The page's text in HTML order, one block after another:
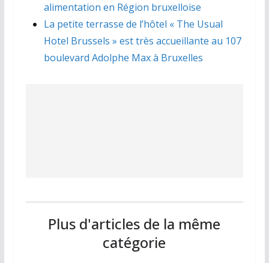
alimentation en Région bruxelloise
La petite terrasse de l’hôtel « The Usual
Hotel Brussels » est très accueillante au 107
boulevard Adolphe Max à Bruxelles
Plus d'articles de la même
catégorie